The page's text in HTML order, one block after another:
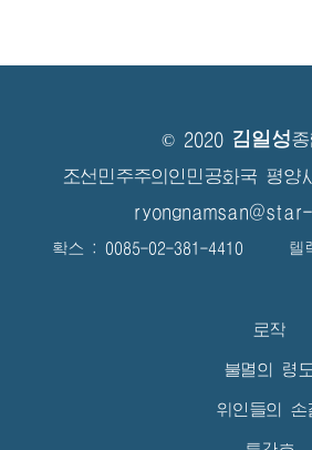
© 2020 김일성
조선민주주의인민공화국 평양
확스 : 0085-02-381-4410 텔렉
로작
불멸의 령도
위인들의 손